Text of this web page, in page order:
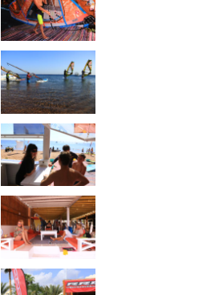
Materialverleih
Ort
Vetratoria Greece
Vetratoria Russia
Vetratoria Vietnam
Media
Bilder
Videos
Kontakt